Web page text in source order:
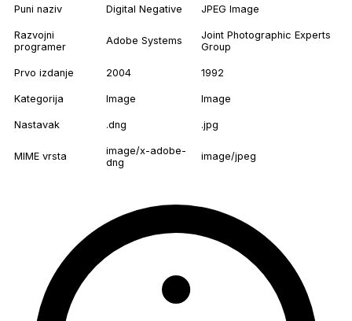
Puni naziv Digital Negative JPEG Image
Razvojni
programer
Adobe Systems
Joint Photographic Experts
Group
Prvo izdanje 2004 1992
Kategorija Image Image
Nastavak .dng .jpg
MIME vrsta
image/x-adobe-
dng
image/jpeg